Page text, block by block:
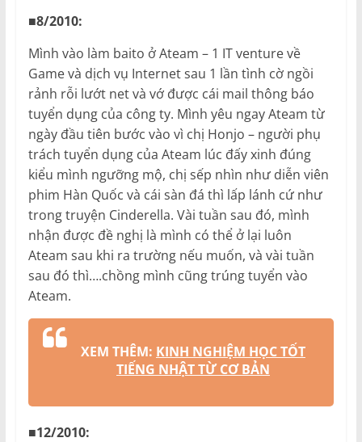
■8/2010:
Mình vào làm baito ở Ateam – 1 IT venture về
Game và dịch vụ Internet sau 1 lần tình cờ ngồi
rảnh rỗi lướt net và vớ được cái mail thông báo
tuyển dụng của công ty. Mình yêu ngay Ateam từ
ngày đầu tiên bước vào vì chị Honjo – người phụ
trách tuyển dụng của Ateam lúc đấy xinh đúng
kiểu mình ngưỡng mộ, chị sếp nhìn như diễn viên
phim Hàn Quốc và cái sàn đá thì lấp lánh cứ như
trong truyện Cinderella. Vài tuần sau đó, mình
nhận được đề nghị là mình có thể ở lại luôn
Ateam sau khi ra trường nếu muốn, và vài tuần
sau đó thì….chồng mình cũng trúng tuyển vào
Ateam.
XEM THÊM: KINH NGHIỆM HỌC TỐT
TIẾNG NHẬT TỪ CƠ BẢN
■12/2010: